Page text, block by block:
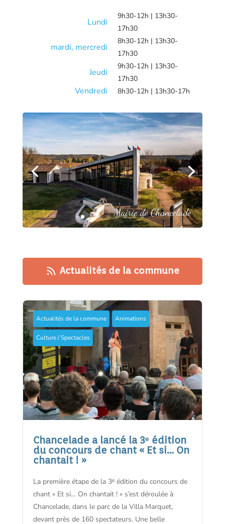
Lundi
9h30-12h | 13h30-
17h30
mardi, mercredi
8h30-12h | 13h30-
17h30
Jeudi
9h30-12h | 13h30-
17h30
Vendredi 8h30-12h | 13h30-17h
Mairie de Chancelade
rs
2
ic
o
n
Actualités de la commune
Actualités de la commune Animations
Culture / Spectacles
Chancelade a lancé la 3ᵉ édition
du concours de chant « Et si… On
chantait ! »
La première étape de la 3ᵉ édition du concours de
chant « Et si… On chantait ! » s’est déroulée à
Chancelade, dans le parc de la Villa Marquet,
devant près de 160 spectateurs. Une belle